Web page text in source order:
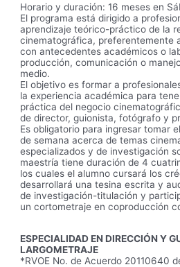
Horario y duración: 16 meses en
El programa está dirigido a
aprendizaje teórico-práctico de la
cinematográfica, preferentemente
con antecedentes académicos o
producción, comunicación o
medio.
El objetivo es formar a
la experiencia académica para
práctica del negocio
de director, guionista, fotógrafo y
Es obligatorio para ingresar tomar
de semana acerca de temas
especializados y de investigación
maestría tiene duración de 4
los cuales el alumno cursará los
desarrollará una tesina escrita y
de investigación-titulación y
un cortometraje en coproducción
ESPECIALIDAD EN DIRECCIÓN Y
LARGOMETRAJE
*RVOE No. de Acuerdo 20110640